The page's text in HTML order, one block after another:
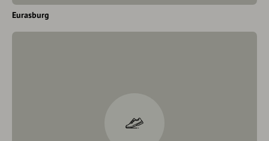
Eurasburg